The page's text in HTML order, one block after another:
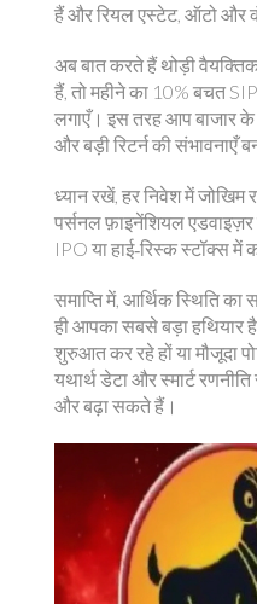
हैं और रियल एस्टेट, ऑटो और
अब बात करते हैं थोड़ी
हैं, तो महीने का 10% बचत
लगाएँ। इस तरह आप बाजार
और बड़ी रिटर्न की संभावनाएँ
ध्यान रखें, हर निवेश में जोखिम
पर्सनल फ़ाइनेंशियल
IPO या हाई‑रिस्क स्टॉक्स
समाप्ति में, आर्थिक स्थिति
ही आपका सबसे बड़ा हथियार
शुरुआत कर रहे हों या मौजूदा
यथार्थ डेटा और स्मार्ट
और बढ़ा सकते हैं।